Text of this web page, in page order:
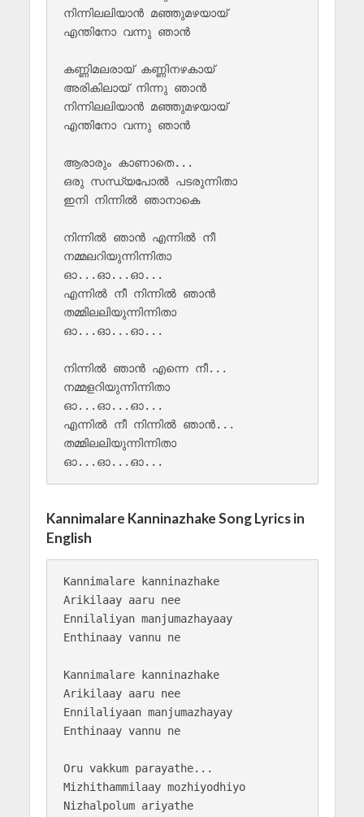
നിന്നിലലിയാൻ മഞ്ഞുമഴയായ്
എന്തിനോ വന്നു ഞാൻ
കണ്ണിമലരായ് കണ്ണിനഴകായ്
അരികിലായ് നിന്നു ഞാൻ
നിന്നിലലിയാൻ മഞ്ഞുമഴയായ്
എന്തിനോ വന്നു ഞാൻ
ആരാരും കാണാതെ...
ഒരു സന്ധ്യപോൽ പടരുന്നിതാ
ഇനി നിന്നിൽ ഞാനാകെ
നിന്നിൽ ഞാൻ എന്നിൽ നീ
നമ്മലറിയുന്നിന്നിതാ
ഓ...ഓ...ഓ...
എന്നിൽ നീ നിന്നിൽ ഞാൻ
തമ്മിലലിയുന്നിന്നിതാ
ഓ...ഓ...ഓ...
നിന്നിൽ ഞാൻ എന്നെ നീ...
നമ്മളറിയുന്നിന്നിതാ
ഓ...ഓ...ഓ...
എന്നിൽ നീ നിന്നിൽ ഞാൻ...
തമ്മിലലിയുന്നിന്നിതാ
Kannimalare Kanninazhake Song Lyrics in
English
Kannimalare kanninazhake
Arikilaay aaru nee
Ennilaliyan manjumazhayaay
Enthinaay vannu ne
Kannimalare kanninazhake
Arikilaay aaru nee
Ennilaliyaan manjumazhayay
Enthinaay vannu ne
Oru vakkum parayathe...
Mizhithammilaay mozhiyodhiyo
Nizhalpolum ariyathe